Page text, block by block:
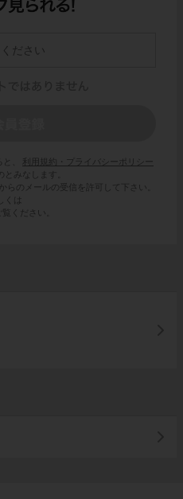
、
利用規約・プライバシーポリシー
とみなします。
らのメールの受信を許可して下さい。
くは
覧ください。